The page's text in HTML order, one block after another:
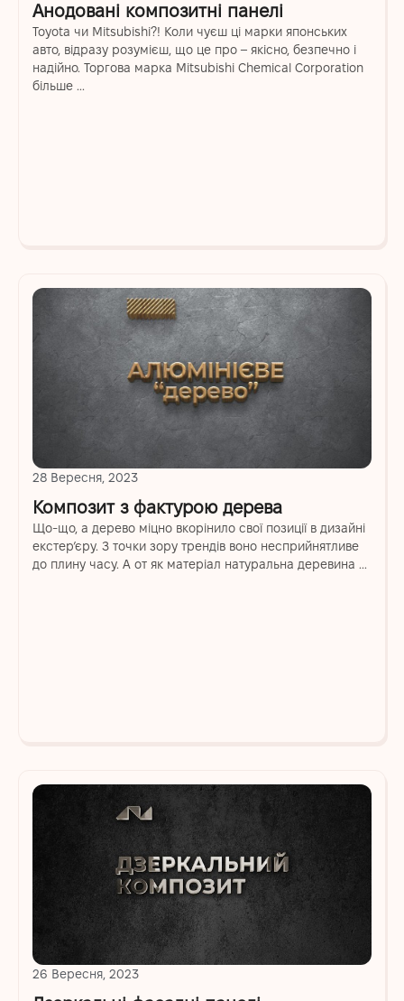
Анодовані композитні панелі
Toyota чи Mitsubishi?! Коли чуєш ці марки японських
авто, відразу розумієш, що це про – якісно, безпечно і
надійно. Торгова марка Mitsubishi Chemical Corporation
більше ...
28 Вересня, 2023
Композит з фактурою дерева
Що-що, а дерево міцно вкорінило свої позиції в дизайні
екстер’єру. З точки зору трендів воно несприйнятливе
до плину часу. А от як матеріал натуральна деревина ...
26 Вересня, 2023